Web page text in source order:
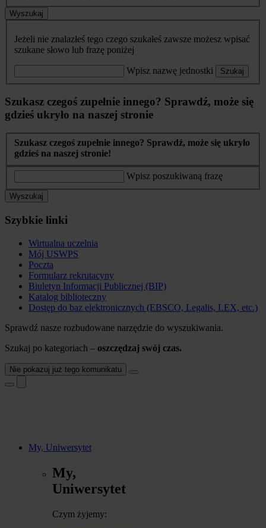
Wyszukaj
Jeżeli nie znalazłeś tego czego szukałeś zawsze możesz wpisać
szukane słowo lub frazę poniżej
Wpisz nazwę jednostki Szukaj
Szukasz czegoś zupełnie innego? Sprawdź, może się
gdzieś ukryło na naszej stronie
Szukasz czegoś zupełnie innego? Sprawdź, może się ukryło
gdzieś na naszej stronie!
Wpisz poszukiwaną frazę
Wyszukaj
Szybkie linki
Wirtualna uczelnia
Mój USWPS
Poczta
Formularz rekrutacyny
Biuletyn Informacji Publicznej (BIP)
Katalog biblioteczny
Dostęp do baz elektronicznych (EBSCO, Legalis, LEX, etc.)
Sprawdź nasze rozbudowane narzędzie do wyszukiwania.
Szukaj po kategoriach – oszczędzaj swój czas.
Nie pokazuj już tego komunikatu
My, Uniwersytet
My,
Uniwersytet
Czym żyjemy: